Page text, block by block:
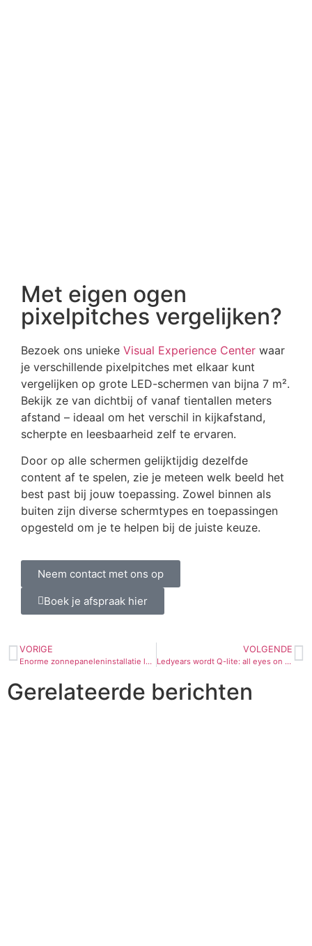
Met eigen ogen
pixelpitches vergelijken?
Bezoek ons unieke Visual Experience Center waar
je verschillende pixelpitches met elkaar kunt
vergelijken op grote LED-schermen van bijna 7 m².
Bekijk ze van dichtbij of vanaf tientallen meters
afstand – ideaal om het verschil in kijkafstand,
scherpte en leesbaarheid zelf te ervaren.
Door op alle schermen gelijktijdig dezelfde
content af te spelen, zie je meteen welk beeld het
best past bij jouw toepassing. Zowel binnen als
buiten zijn diverse schermtypes en toepassingen
opgesteld om je te helpen bij de juiste keuze.
Neem contact met ons op
Boek je afspraak hier
VORIGE
Enorme zonnepaneleninstallatie levert groene stroom aan Q-lite en 119 gezinnen
VOLGENDE
Ledyears wordt Q-lite: all eyes on rebranding
Gerelateerde berichten